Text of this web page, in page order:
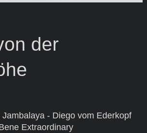
der
- Diego vom Ederkopf
Extraordinary